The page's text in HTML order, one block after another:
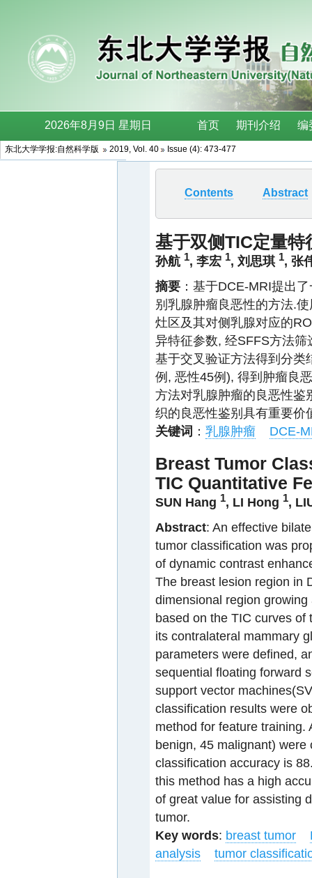
东北大学学报:自然科学版 2019, Vol. 40 Issue (4): 473-477
Contents Abstract
基于双侧TIC定量特
孙航 1, 李宏 1, 刘思琪 1, 张
摘要 ：基于DCE-MRI提出
别乳腺肿瘤良恶性的方法.
灶区及其对侧乳腺对应的
异特征参数, 经SFFS方法
基于交叉验证方法得到分类
例, 恶性45例), 得到肿瘤良
方法对乳腺肿瘤的良恶性鉴
织的良恶性鉴别具有重要价
关键词 ： 乳腺肿瘤 DCE-
Breast Tumor
TIC Quantitative
SUN Hang 1, LI Hong 1,
Abstract: An effective
tumor classification was
of dynamic contrast
The breast lesion region in
dimensional region
based on the TIC curves
its contralateral mammary
parameters were defined,
sequential floating forward
support vector
classification results were
method for feature training.
benign, 45 malignant)
classification accuracy is
this method has a high
of great value for assisting
tumor.
Key words: breast tumor
analysis
tumor